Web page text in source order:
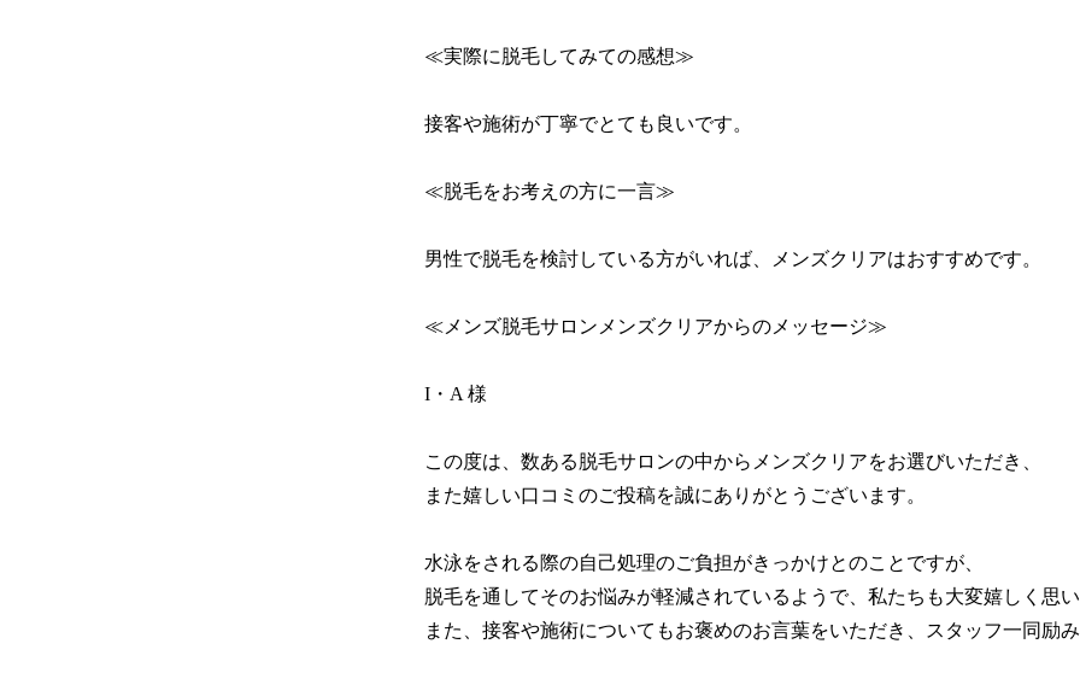
≪実際に脱毛してみての感想≫
接客や施術が丁寧でとても良いです。
≪脱毛をお考えの方に一言≫
男性で脱毛を検討している方がいれば、メンズクリアはおすすめです。
≪メンズ脱毛サロンメンズクリアからのメッセージ≫
I・A 様
この度は、数ある脱毛サロンの中からメンズクリアをお選びいただき、
また嬉しい口コミのご投稿を誠にありがとうございます。
水泳をされる際の自己処理のご負担がきっかけとのことですが、
脱毛を通してそのお悩みが軽減されているようで、私たちも大変嬉しく思
また、接客や施術についてもお褒めのお言葉をいただき、スタッフ一同励